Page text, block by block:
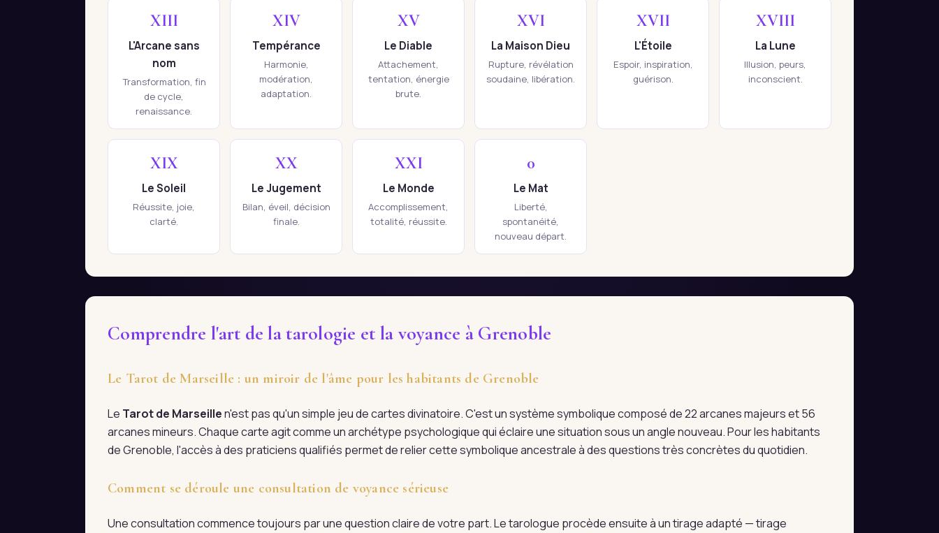
XIII
L'Arcane sans
nom
Transformation, fin
de cycle,
renaissance.
XIV
Tempérance
Harmonie,
modération,
adaptation.
XV
Le Diable
Attachement,
tentation, énergie
brute.
XVI
La Maison Dieu
Rupture, révélation
soudaine, libération.
XVII
L'Étoile
Espoir, inspiration,
guérison.
XVIII
La Lune
Illusion, peurs,
inconscient.
XIX
Le Soleil
Réussite, joie,
clarté.
XX
Le Jugement
Bilan, éveil, décision
finale.
XXI
Le Monde
Accomplissement,
totalité, réussite.
0
Le Mat
Liberté,
spontanéité,
nouveau départ.
Comprendre l'art de la tarologie et la voyance à Grenoble
Le Tarot de Marseille : un miroir de l'âme pour les habitants de Grenoble
Le Tarot de Marseillen'est pas qu'un simple jeu de cartes divinatoire. C'est un système symbolique composé de 22 arcanes majeurs et 56
arcanes mineurs. Chaque carte agit comme un archétype psychologique qui éclaire une situation sous un angle nouveau. Pour les habitants
de Grenoble, l'accès à des praticiens qualifiés permet de relier cette symbolique ancestrale à des questions très concrètes du quotidien.
Comment se déroule une consultation de voyance sérieuse
Une consultation commence toujours par une question claire de votre part. Le tarologue procède ensuite à un tirage adapté — tirage